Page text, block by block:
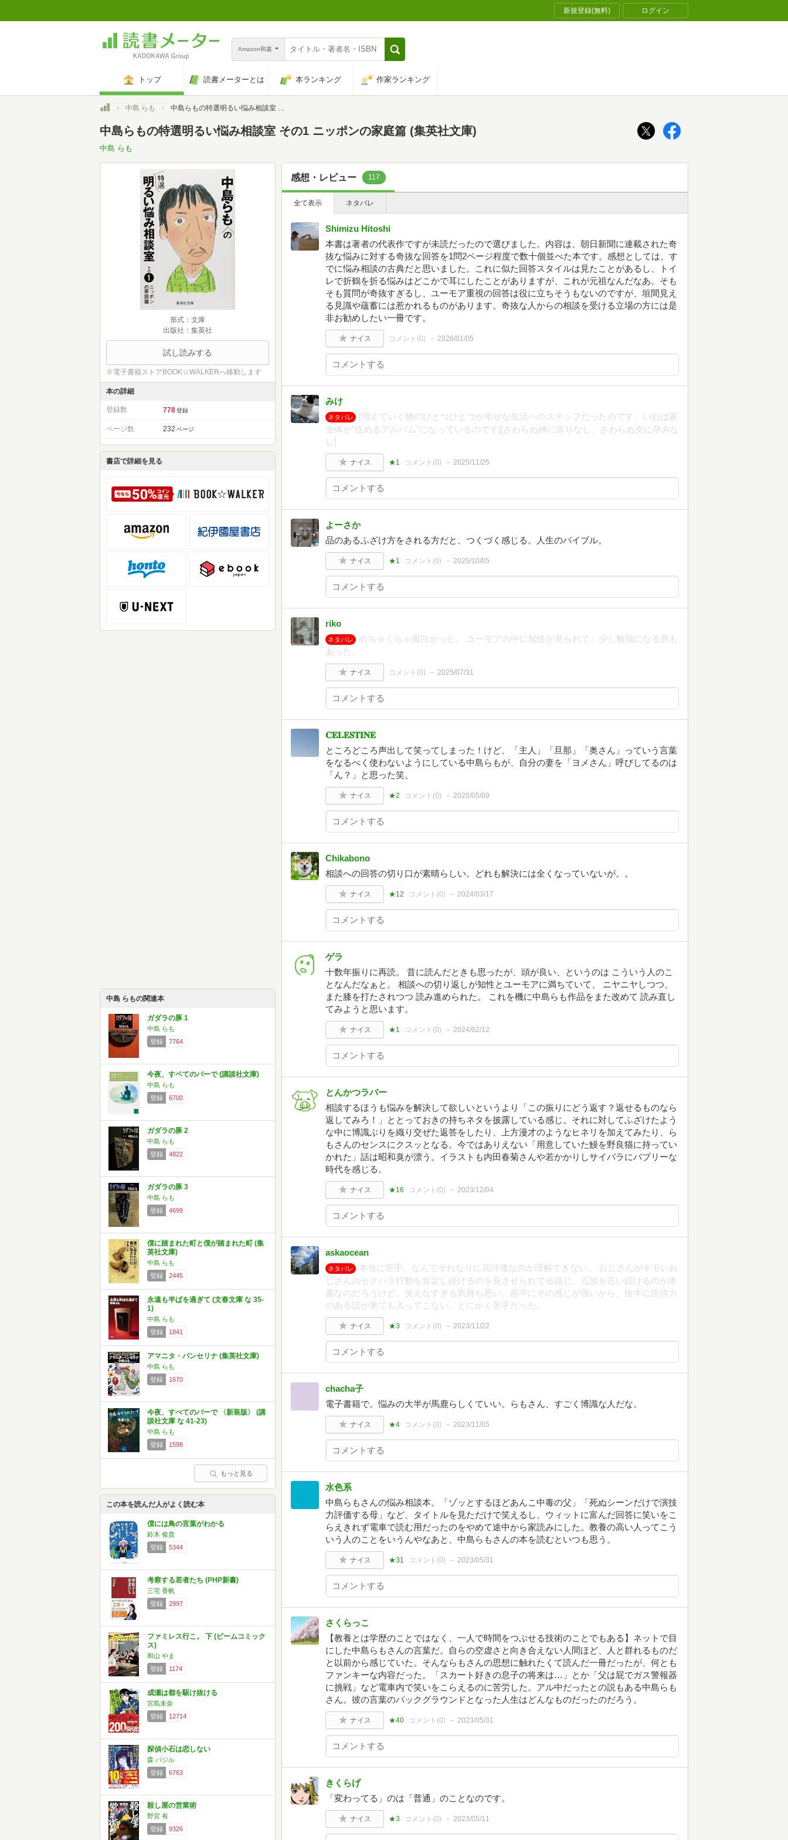
新規登録(無料) ログイン
Amazon和書
トップ 読書メーターとは 本ランキング 作家ランキング
トップ中島 らも 中島らもの特選明るい悩み相談室 その1 ニッポンの家庭篇 (集英社文庫)
中島らもの特選明るい悩み相談室 その1 ニッポンの家庭篇 (集英社文庫)
中島 らも
形式：文庫
出版社：集英社
試し読みする
※電子書籍ストアBOOK☆WALKERへ移動します
本の詳細
登録数 778 登録
ページ数 232 ページ
書店で詳細を見る
中島 らもの関連本
ガダラの豚 1
中島 らも
登録
7764
今夜、すベてのバーで (講談社文庫)
中島 らも
登録
6700
ガダラの豚 2
中島 らも
登録
4822
ガダラの豚 3
中島 らも
登録
4699
僕に踏まれた町と僕が踏まれた町 (集
英社文庫)
中島 らも
登録
2445
永遠も半ばを過ぎて (文春文庫 な 35-
1)
中島 らも
登録
1841
アマニタ・パンセリナ (集英社文庫)
中島 らも
登録
1670
今夜、すべてのバーで 〈新装版〉 (講
談社文庫 な 41-23)
中島 らも
登録
1598
もっと見る
この本を読んだ人がよく読む本
僕には鳥の言葉がわかる
鈴木 俊貴
登録
5344
考察する若者たち (PHP新書)
三宅 香帆
登録
2997
ファミレス行こ。 下 (ビームコミック
ス)
和山 やま
登録
1174
成瀬は都を駆け抜ける
宮島未奈
登録
12714
探偵小石は恋しない
森 バジル
登録
6763
殺し屋の営業術
野宮 有
登録
9326
感想・レビュー 117
全て表示 ネタバレ
Shimizu Hitoshi
本書は著者の代表作ですが未読だったので選びました。内容は、朝日新聞に連載された奇
抜な悩みに対する奇抜な回答を1問2ページ程度で数十個並べた本です。感想としては、す
でに悩み相談の古典だと思いました。これに似た回答スタイルは見たことがあるし、トイ
レで折鶴を折る悩みはどこかで耳にしたことがありますが、これが元祖なんだなあ。そも
そも質問が奇抜すぎるし、ユーモア重視の回答は役に立ちそうもないのですが、垣間見え
る見識や蘊蓄には惹かれるものがあります。奇抜な人からの相談を受ける立場の方には是
非お勧めしたい一冊です。
ナイス コメント(0) 2026/01/05
みけ
ネタバレ
[増えていく物のひとつひとつが幸せな生活へのステップだったのです。いわば家
全体が”住めるアルバム”になっているのです][さわらぬ神に祟りなし。さわらぬ女に孕みな
し]
ナイス ★1 コメント(0) 2025/11/25
よーさか
品のあるふざけ方をされる方だと、つくづく感じる。人生のバイブル。
ナイス ★1 コメント(0) 2025/10/05
riko
ネタバレ
めちゃくちゃ面白かった。 ユーモアの中に知性が見られて、少し勉強になる所も
あった。
ナイス コメント(0) 2025/07/31
𝐂𝐄𝐋𝐄𝐒𝐓𝐈𝐍𝐄
ところどころ声出して笑ってしまった！けど、「主人」「旦那」「奥さん」っていう言葉
をなるべく使わないようにしている中島らもが、自分の妻を「ヨメさん」呼びしてるのは
「ん？」と思った笑。
ナイス ★2 コメント(0) 2025/05/09
Chikabono
相談への回答の切り口が素晴らしい。どれも解決には全くなっていないが。。
ナイス ★12 コメント(0) 2024/03/17
ゲラ
十数年振りに再読。 昔に読んだときも思ったが、頭が良い、というのは こういう人のこ
となんだなぁと。 相談への切り返しが知性とユーモアに満ちていて、 ニヤニヤしつつ、
また膝を打たされつつ 読み進められた。 これを機に中島らも作品をまた改めて 読み直し
てみようと思います。
ナイス ★1 コメント(0) 2024/02/12
とんかつラバー
相談するほうも悩みを解決して欲しいというより「この振りにどう返す？返せるものなら
返してみろ！」ととっておきの持ちネタを披露している感じ。それに対してふざけたよう
な中に博識ぶりを織り交ぜた返答をしたり、上方漫才のようなヒネリを加えてみたり、ら
もさんのセンスにクスッとなる。今ではありえない「用意していた鰻を野良猫に持ってい
かれた」話は昭和臭が漂う。イラストも内田春菊さんや若かかりしサイバラにバブリーな
時代を感じる。
ナイス ★16 コメント(0) 2023/12/04
askaocean
ネタバレ
本当に苦手。なんでそれなりに高評価なのか理解できない。 おじさんがキモいお
じさんのセクハラ行動を肯定し続けるのを見させられてる感じ。冗談を言い続けるのが本
書なのだろうけど、笑えなすぎる気持ち悪い。前半にその感じが強いから、後半に説得力
のある話が来ても入ってこない。とにかく苦手だった。
ナイス ★3 コメント(0) 2023/11/22
chacha子
電子書籍で。悩みの大半が馬鹿らしくていい。らもさん、すごく博識な人だな。
ナイス ★4 コメント(0) 2023/11/05
水色系
中島らもさんの悩み相談本。「ゾッとするほどあんこ中毒の父」「死ぬシーンだけで演技
力評価する母」など、タイトルを見ただけで笑えるし、ウィットに富んだ回答に笑いをこ
らえきれず電車で読む用だったのをやめて途中から家読みにした。教養の高い人ってこう
いう人のことをいうんやなあと、中島らもさんの本を読むといつも思う。
ナイス ★31 コメント(0) 2023/05/31
さくらっこ
【教養とは学歴のことではなく、一人で時間をつぶせる技術のことでもある】ネットで目
にした中島らもさんの言葉だ。自らの空虚さと向き合えない人間ほど、人と群れるものだ
と以前から感じていた。そんならもさんの思想に触れたくて読んだ一冊だったが、何とも
ファンキーな内容だった。「スカート好きの息子の将来は…」とか「父は屁でガス警報器
に挑戦」など電車内で笑いをこらえるのに苦労した。アル中だったとの説もある中島らも
さん。彼の言葉のバックグラウンドとなった人生はどんなものだったのだろう。
ナイス ★40 コメント(0) 2023/05/31
きくらげ
「変わってる」のは「普通」のことなのです。
ナイス ★3 コメント(0) 2023/05/11